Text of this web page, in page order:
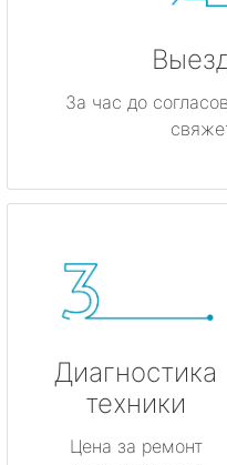
За час до
Диагностика
техники
Цена за ремонт